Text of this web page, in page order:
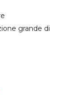
grande di